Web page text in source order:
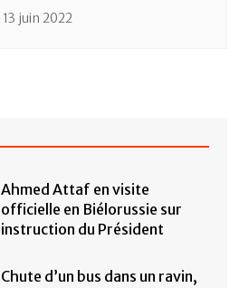
13 juin 2022
Ahmed Attaf en visite
officielle en Biélorussie sur
instruction du Président
Chute d’un bus dans un ravin,